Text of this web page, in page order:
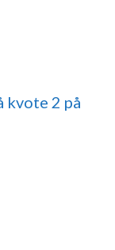
kvote 2 på